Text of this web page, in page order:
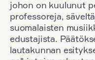
johon on kuulunut
professoreja,
suomalaisten
edustajista.
lautakunnan